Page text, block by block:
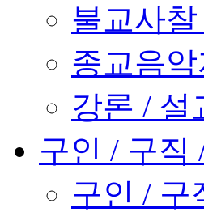
불교사찰
종교음악
강론 / 설
구인 / 구직
구인 / 구